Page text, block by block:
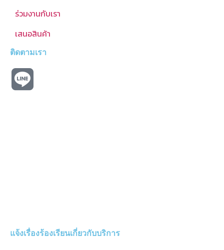
ร่วมงานกับเรา
เสนอสินค้า
ติดตามเรา
แจ้งเรื่องร้องเรียนเกี่ยวกับบริการ